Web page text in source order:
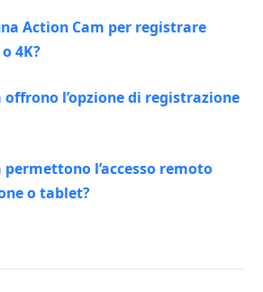
Action Cam per registrare
4K?
l’opzione di registrazione
l’accesso remoto
o tablet?